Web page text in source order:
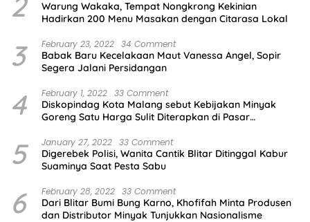
Warung Wakaka, Tempat Nongkrong Kekinian
Hadirkan 200 Menu Masakan dengan Citarasa Lokal
3 February 23, 2022 34 Comment
Babak Baru Kecelakaan Maut Vanessa Angel, Sopir
Segera Jalani Persidangan
4 February 1, 2022 33 Comment
Diskopindag Kota Malang sebut Kebijakan Minyak
Goreng Satu Harga Sulit Diterapkan di Pasar
5 January 27, 2022 33 Comment
Digerebek Polisi, Wanita Cantik Blitar Ditinggal Kabur
Suaminya Saat Pesta Sabu
6 February 28, 2022 33 Comment
Dari Blitar Bumi Bung Karno, Khofifah Minta Produsen
dan Distributor Minyak Tunjukkan Nasionalisme